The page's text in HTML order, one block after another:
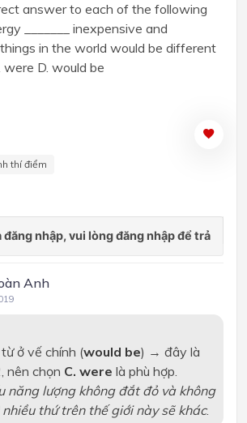
answer to each of the following
_______ inexpensive and
in the world would be different
were D. would be
thí điểm
Anh
ở vế chính (would be) → đây là
nên chọn C. were là phù hợp.
năng lượng không đắt đỏ và không
thứ trên thế giới này sẽ khác.